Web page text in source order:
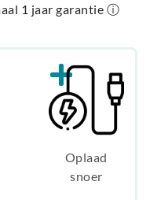
1 jaar garantie ⓘ
Oplaad
snoer